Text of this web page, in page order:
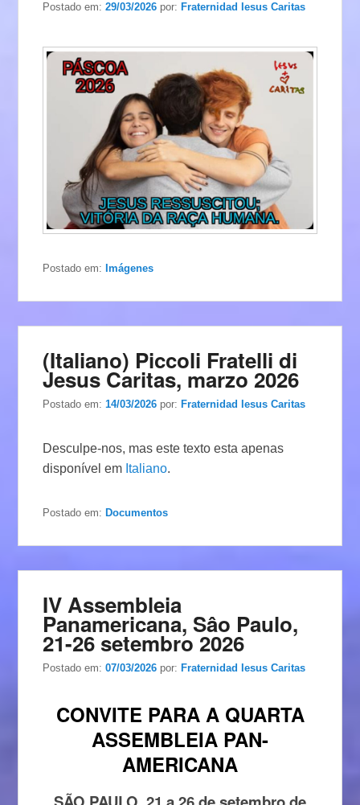
Postado em:29/03/2026 por: Fraternidad Iesus Caritas
Postado em: Imágenes
(Italiano) Piccoli Fratelli di
Jesus Caritas, marzo 2026
Postado em:14/03/2026 por: Fraternidad Iesus Caritas
Desculpe-nos, mas este texto esta apenas
disponível em Italiano.
Postado em: Documentos
IV Assembleia
Panamericana, Sâo Paulo,
21-26 setembro 2026
Postado em:07/03/2026 por:Fraternidad Iesus Caritas
CONVITE PARA A QUARTA
ASSEMBLEIA PAN-
AMERICANA